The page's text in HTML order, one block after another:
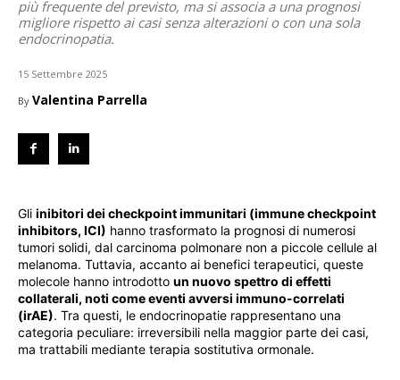
più frequente del previsto, ma si associa a una prognosi
migliore rispetto ai casi senza alterazioni o con una sola
endocrinopatia.
15 Settembre 2025
By Valentina Parrella
Gli inibitori dei checkpoint immunitari (immune checkpoint
inhibitors, ICI) hanno trasformato la prognosi di numerosi
tumori solidi, dal carcinoma polmonare non a piccole cellule al
melanoma. Tuttavia, accanto ai benefici terapeutici, queste
molecole hanno introdotto un nuovo spettro di effetti
collaterali, noti come eventi avversi immuno-correlati
(irAE). Tra questi, le endocrinopatie rappresentano una
categoria peculiare: irreversibili nella maggior parte dei casi,
ma trattabili mediante terapia sostitutiva ormonale.